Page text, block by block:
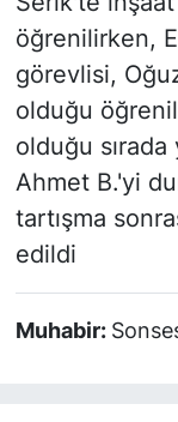
öğrenilirken,
görevlisi,
olduğu
olduğu
Ahmet B.'yi
tartışma
edildi
Muhabir: